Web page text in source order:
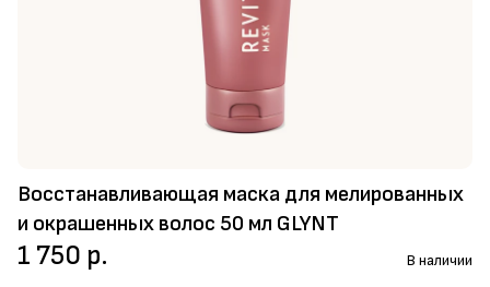
Восстанавливающая маска для мелированных
и окрашенных волос 50 мл GLYNT
1 750 р. В наличии